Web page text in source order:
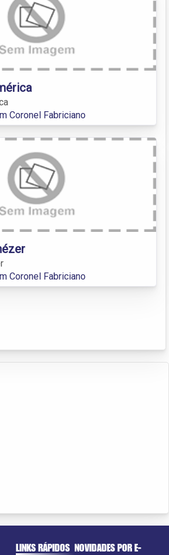
Coronel Fabriciano
Coronel Fabriciano
LINKS RÁPIDOS NOVIDADES POR E-